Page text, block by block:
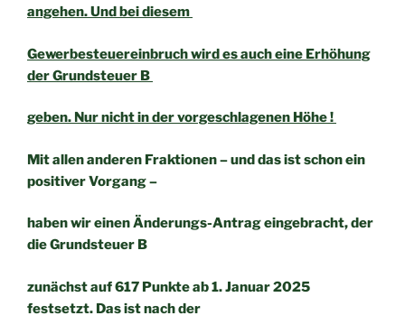
angehen. Und bei diesem
Gewerbesteuereinbruch wird es auch eine Erhöhung
der Grundsteuer B
geben. Nur nicht in der vorgeschlagenen Höhe !
Mit allen anderen Fraktionen – und das ist schon ein
positiver Vorgang –
haben wir einen Änderungs-Antrag eingebracht, der
die Grundsteuer B
zunächst auf 617 Punkte ab 1. Januar 2025
festsetzt. Das ist nach der